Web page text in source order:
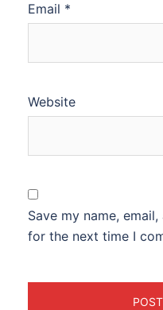
Email *
Website
Save my name,
for the next time I